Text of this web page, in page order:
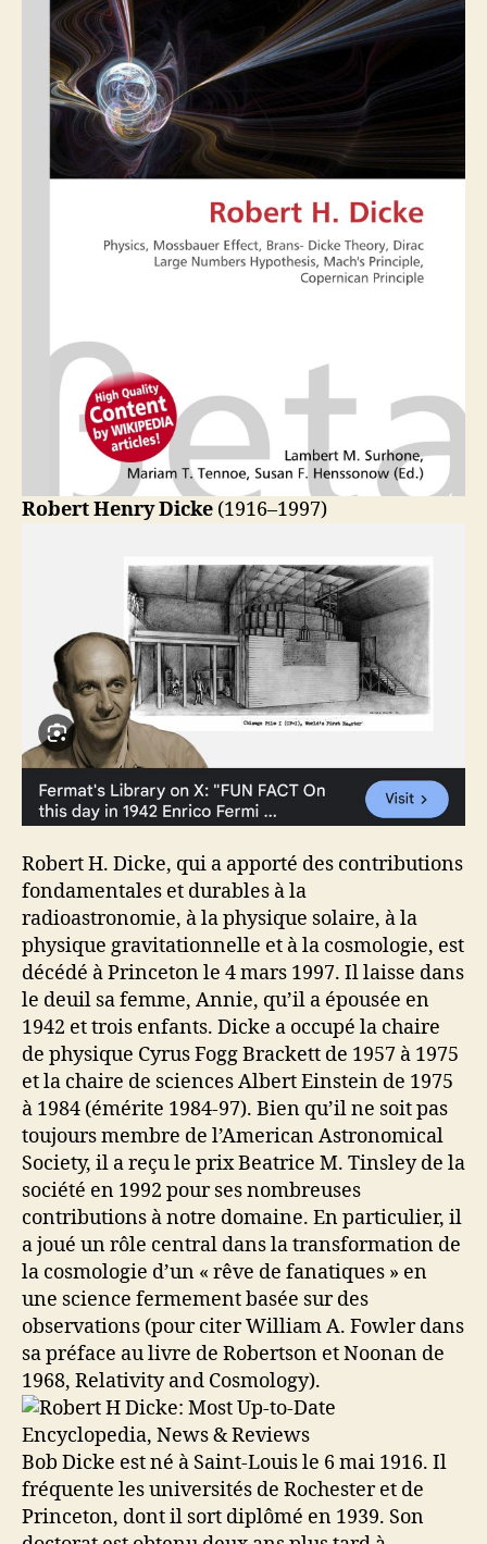
Robert Henry Dicke (1916–1997)
Robert H. Dicke, qui a apporté des contributions
fondamentales et durables à la
radioastronomie, à la physique solaire, à la
physique gravitationnelle et à la cosmologie, est
décédé à Princeton le 4 mars 1997. Il laisse dans
le deuil sa femme, Annie, qu’il a épousée en
1942 et trois enfants. Dicke a occupé la chaire
de physique Cyrus Fogg Brackett de 1957 à 1975
et la chaire de sciences Albert Einstein de 1975
à 1984 (émérite 1984-97). Bien qu’il ne soit pas
toujours membre de l’American Astronomical
Society, il a reçu le prix Beatrice M. Tinsley de la
société en 1992 pour ses nombreuses
contributions à notre domaine. En particulier, il
a joué un rôle central dans la transformation de
la cosmologie d’un « rêve de fanatiques » en
une science fermement basée sur des
observations (pour citer William A. Fowler dans
sa préface au livre de Robertson et Noonan de
1968, Relativity and Cosmology).
Bob Dicke est né à Saint-Louis le 6 mai 1916. Il
fréquente les universités de Rochester et de
Princeton, dont il sort diplômé en 1939. Son